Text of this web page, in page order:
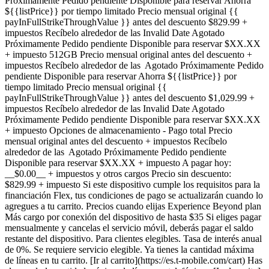
${{listPrice}} por tiempo limitado Precio mensual original {{
payInFullStrikeThroughValue }} antes del descuento $829.99 +
impuestos Recíbelo alrededor de las Invalid Date Agotado
Próximamente Pedido pendiente Disponible para reservar $XX.XX
+ impuesto 512GB Precio mensual original antes del descuento +
impuestos Recíbelo alrededor de las Agotado Próximamente Pedido
pendiente Disponible para reservar Ahorra ${{listPrice}} por
tiempo limitado Precio mensual original {{
payInFullStrikeThroughValue }} antes del descuento $1,029.99 +
impuestos Recíbelo alrededor de las Invalid Date Agotado
Próximamente Pedido pendiente Disponible para reservar $XX.XX
+ impuesto Opciones de almacenamiento - Pago total Precio
mensual original antes del descuento + impuestos Recíbelo
alrededor de las Agotado Próximamente Pedido pendiente
Disponible para reservar $XX.XX + impuesto A pagar hoy:
__$0.00__ + impuestos y otros cargos Precio sin descuento:
$829.99 + impuesto Si este dispositivo cumple los requisitos para la
financiación Flex, tus condiciones de pago se actualizarán cuando lo
agregues a tu carrito. Precios cuando elijas Experience Beyond plan
Más cargo por conexión del dispositivo de hasta $35 Si eliges pagar
mensualmente y cancelas el servicio móvil, deberás pagar el saldo
restante del dispositivo. Para clientes elegibles. Tasa de interés anual
de 0%. Se requiere servicio elegible. Ya tienes la cantidad máxima
de líneas en tu carrito. [Ir al carrito](https://es.t-mobile.com/cart) Has